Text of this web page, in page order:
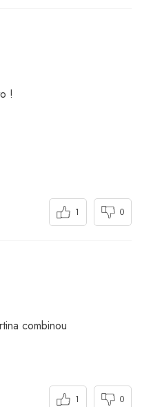
!
1 0
combinou
1 0